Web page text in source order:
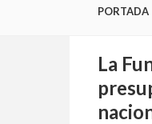
PORTADA
La